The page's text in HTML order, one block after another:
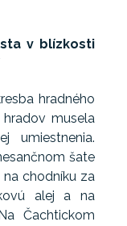
v blízkosti
hradného
musela
umiestnenia.
šate
na chodníku za
alej a na
Čachtickom